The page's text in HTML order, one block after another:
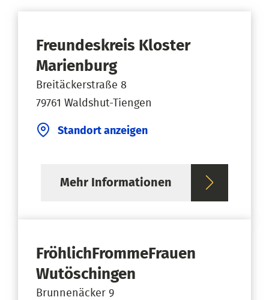
Freundeskreis Kloster
Marienburg
Breitäckerstraße 8
79761 Waldshut-Tiengen
Standort anzeigen
Mehr Informationen
FröhlichFrommeFrauen
Wutöschingen
Brunnenäcker 9